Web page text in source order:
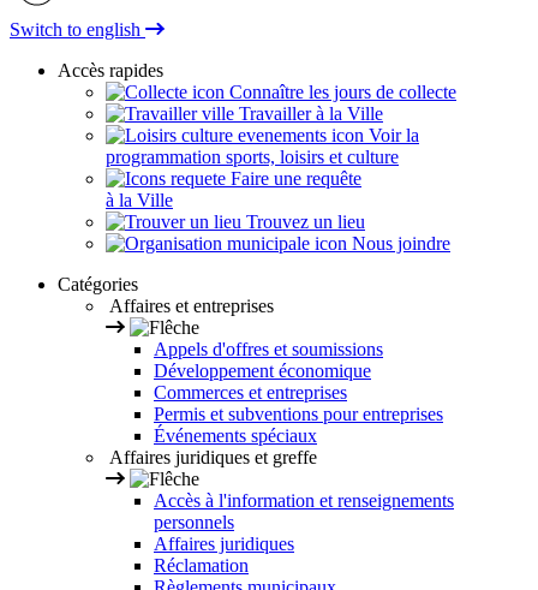
Switch to english
Accès rapides
Connaître les jours de collecte
Travailler à la Ville
Voir la
programmation sports, loisirs et culture
Faire une requête
à la Ville
Trouvez un lieu
Nous joindre
Catégories
Affaires et entreprises
Appels d'offres et soumissions
Développement économique
Commerces et entreprises
Permis et subventions pour entreprises
Événements spéciaux
Affaires juridiques et greffe
Accès à l'information et renseignements
personnels
Affaires juridiques
Réclamation